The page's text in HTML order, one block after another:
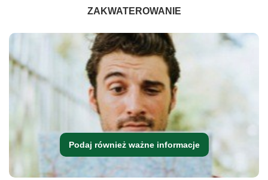
ZAKWATEROWANIE
Podaj również ważne informacje